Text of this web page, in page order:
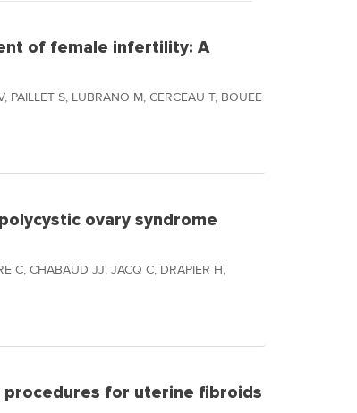
of female infertility: A
PAILLET S, LUBRANO M, CERCEAU T, BOUEE
ovary syndrome
C, CHABAUD JJ, JACQ C, DRAPIER H,
procedures for uterine fibroids